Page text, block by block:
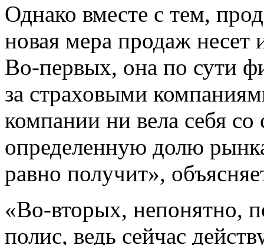
Однако вместе с тем,
новая мера продаж несет
Во-первых, она по сути
за страховыми
компании ни вела себя
определенную долю
равно получит»,
«Во-вторых, непонятно,
полис, ведь сейчас